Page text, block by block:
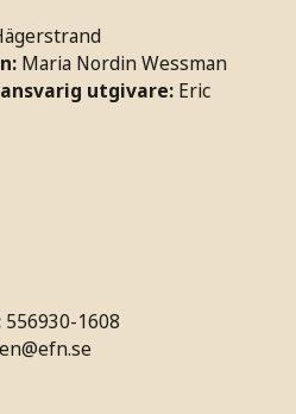
Maria Nordin Wessman
utgivare: Eric
556930-1608